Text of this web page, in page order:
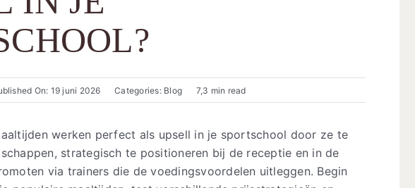
On: 19 juni 2026 Categories: Blog 7,3 min read
werken perfect als upsell in je sportschool door ze te
strategisch te positioneren bij de receptie en in de
via trainers die de voedingsvoordelen uitleggen. Begin